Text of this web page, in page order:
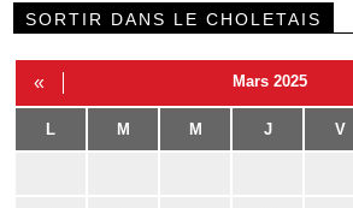
SORTIR DANS LE CHOLETAIS
« Mars 2025
L M M J V